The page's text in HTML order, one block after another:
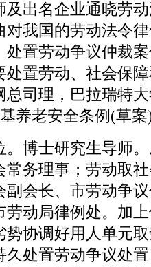
及出名企业通晓劳
对我国的劳动法令
处置劳动争议仲裁
处置劳动、社会保
总司理，巴拉瑞特
养老安全条例(草
博士研究生导师。
常务理事；劳动取
副会长、市劳动争
劳动局律例处。加
势协调好用人单元
久处置劳动争议处